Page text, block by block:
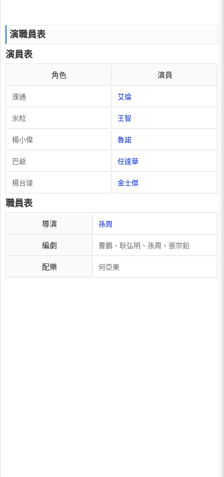
演職員表
演員表
角色 演員
濮通 艾倫
米粒 王智
楊小偉 魯諾
巴爺 任達華
楊台竣 金士傑
職員表
導演 孫周
編劇 曹鵬、耿弘明、孫周、張宗鉛
配樂 何亞東